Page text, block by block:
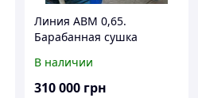
Линия АВМ 0,65.
Барабанная сушка
В наличии
310 000 грн